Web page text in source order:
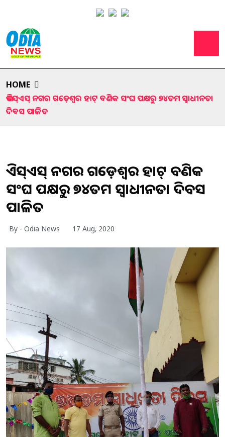
HOME
ଭିଏସ୍‍ଏସ୍‍ ନଗର ଗଡ଼େଶ୍ୱର ହାଟ୍‍ ବଣିକ ସଂଘ ପକ୍ଷରୁ ୭୪ତମ ସ୍ୱାଧୀନତା
ଦିବସ ପାଳିତ
ଭିଏସ୍‍ଏସ୍‍ ନଗର ଗଡ଼େଶ୍ୱର ହାଟ୍‍ ବଣିକ
ସଂଘ ପକ୍ଷରୁ ୭୪ତମ ସ୍ୱାଧୀନତା ଦିବସ
ପାଳିତ
By - Odia News 17 Aug, 2020